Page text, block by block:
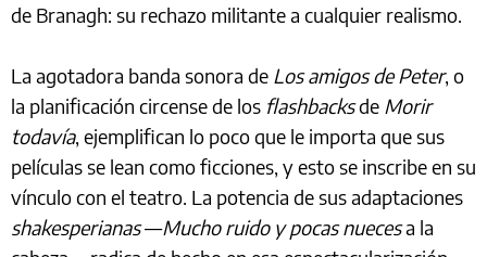
de Branagh: su rechazo militante a cualquier realismo.
La agotadora banda sonora de Los amigos de Peter, o
la planificación circense de los flashbacksde Morir
todavía, ejemplifican lo poco que le importa que sus
películas se lean como ficciones, y esto se inscribe en su
vínculo con el teatro. La potencia de sus adaptaciones
shakesperianas—Mucho ruido y pocas nuecesa la